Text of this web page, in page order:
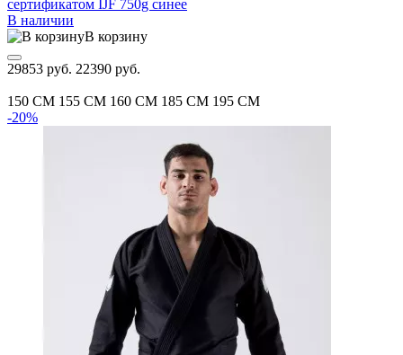
сертификатом IJF 750g синее
В наличии
В корзину
29853 руб. 22390 руб.
150 CM 155 CM 160 CM 185 CM 195 CM
-20%